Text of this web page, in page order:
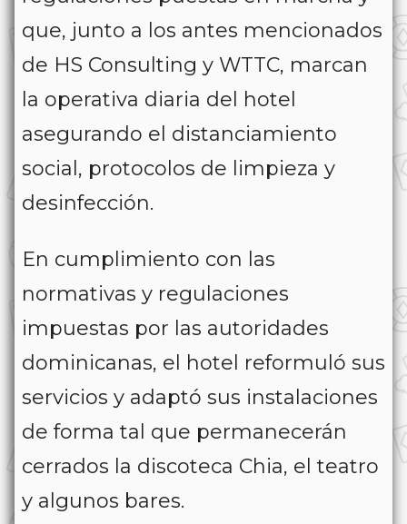
que, junto a los antes mencionados
de HS Consulting y WTTC, marcan
la operativa diaria del hotel
asegurando el distanciamiento
social, protocolos de limpieza y
desinfección.
En cumplimiento con las
normativas y regulaciones
impuestas por las autoridades
dominicanas, el hotel reformuló sus
servicios y adaptó sus instalaciones
de forma tal que permanecerán
cerrados la discoteca Chia, el teatro
y algunos bares.